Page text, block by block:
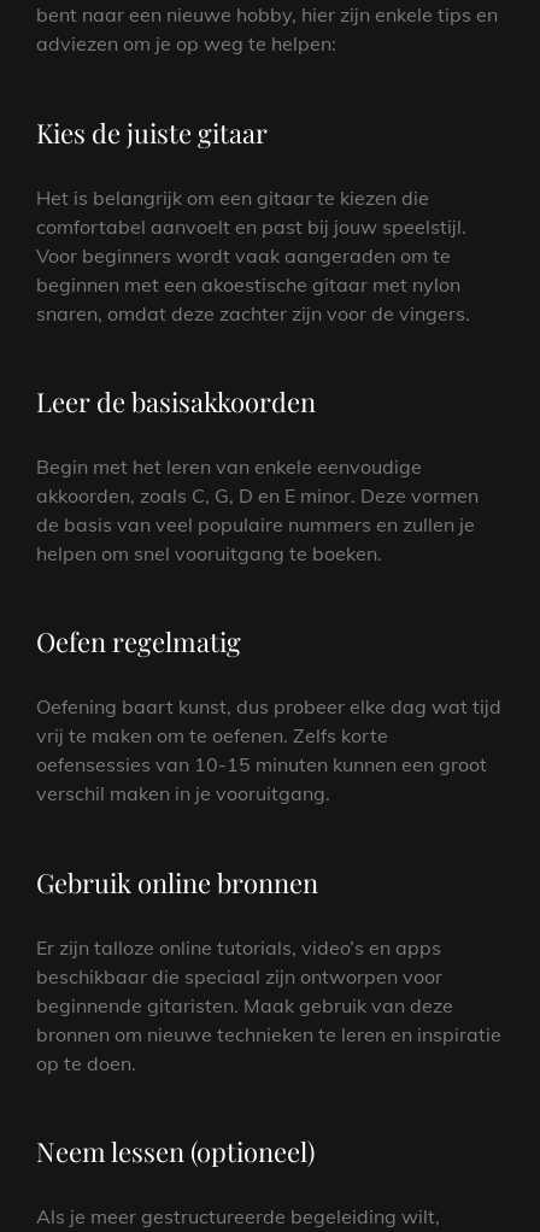
bent naar een nieuwe hobby, hier zijn enkele tips en
adviezen om je op weg te helpen:
Kies de juiste gitaar
Het is belangrijk om een gitaar te kiezen die
comfortabel aanvoelt en past bij jouw speelstijl.
Voor beginners wordt vaak aangeraden om te
beginnen met een akoestische gitaar met nylon
snaren, omdat deze zachter zijn voor de vingers.
Leer de basisakkoorden
Begin met het leren van enkele eenvoudige
akkoorden, zoals C, G, D en E minor. Deze vormen
de basis van veel populaire nummers en zullen je
helpen om snel vooruitgang te boeken.
Oefen regelmatig
Oefening baart kunst, dus probeer elke dag wat tijd
vrij te maken om te oefenen. Zelfs korte
oefensessies van 10-15 minuten kunnen een groot
verschil maken in je vooruitgang.
Gebruik online bronnen
Er zijn talloze online tutorials, video’s en apps
beschikbaar die speciaal zijn ontworpen voor
beginnende gitaristen. Maak gebruik van deze
bronnen om nieuwe technieken te leren en inspiratie
op te doen.
Neem lessen (optioneel)
Als je meer gestructureerde begeleiding wilt,